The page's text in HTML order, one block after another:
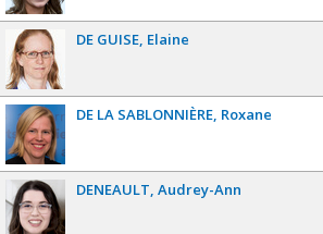
DE GUISE Elaine
DE LA SABLONNIÈRE Roxane
DENEAULT Audrey-Ann